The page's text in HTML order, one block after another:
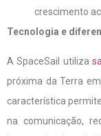
crescimento
Tecnologia e
A SpaceSail utiliza
próxima da Terra
característica
na comunicação,